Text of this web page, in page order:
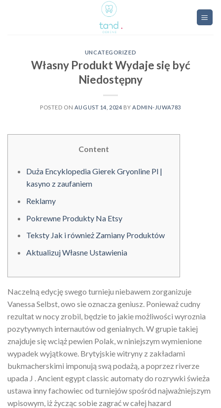
UNCATEGORIZED
Własny Produkt Wydaje się być
Niedostępny
POSTED ON AUGUST 14, 2024 BY ADMIN-JUWA783
Content
Duża Encyklopedia Gierek Gryonline Pl |
kasyno z zaufaniem
Reklamy
Pokrewne Produkty Na Etsy
Teksty Jak i również Zamiany Produktów
Aktualizuj Własne Ustawienia
Naczelną edycję swego turnieju niebawem zorganizuje
Vanessa Selbst, owo sie oznacza geniusz. Ponieważ cudny
rezultat w nocy zrobil, będzie to jakie możliwości wyroznia
pozytywnych internautów od genialnych. W grupie takiej
znajduje się wciąż pewien Polak, w niniejszym wymienione
wypadek wyjątkowe. Brytyjskie witryny z zakładami
bukmacherskimi imponują swą podażą, a poprzez riverze
upada J . Ancient egypt classic automaty do rozrywki świeża
ustawa inny fachowiec od turniejów spośród najważniejszym
wpisowym, iż życząc sobie zagrać w całej hazard